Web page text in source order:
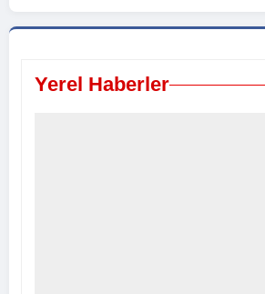
Yerel Haberler